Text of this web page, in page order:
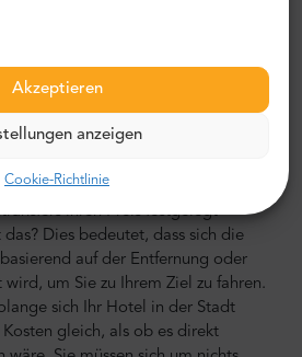
Akzeptieren
anzeigen
Cookie-Richtlinie
fließend Englisch sprechen.
Flughafentransfer von Mr.
der eines Flughafentaxis. Unsere
versteckte Kosten. Sie müssen nicht
bezahlen. Denken Sie daran, dass
ihren Preis festgelegt
Dies bedeutet, dass sich die
auf der Entfernung oder
um Sie zu Ihrem Ziel zu fahren.
sich Ihr Hotel in der Stadt
gleich, als ob es direkt